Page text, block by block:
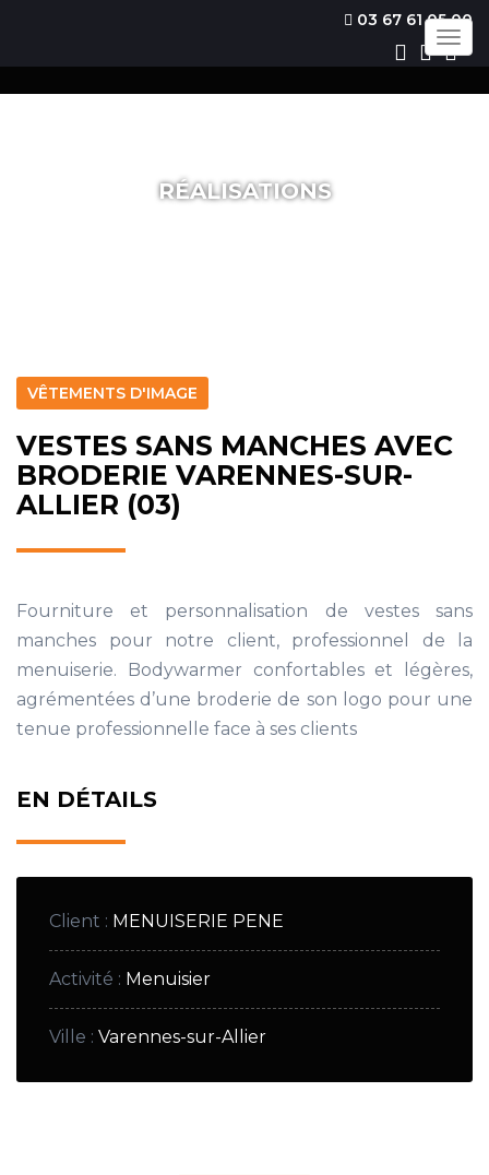
03 67 61 05 00
RÉALISATIONS
VÊTEMENTS D'IMAGE
VESTES SANS MANCHES AVEC
BRODERIE VARENNES-SUR-
ALLIER (03)
Fourniture et personnalisation de vestes sans
manches pour notre client, professionnel de la
menuiserie. Bodywarmer confortables et légères,
agrémentées d’une broderie de son logo pour une
tenue professionnelle face à ses clients
EN DÉTAILS
Client : MENUISERIE PENE
Activité : Menuisier
Ville : Varennes-sur-Allier